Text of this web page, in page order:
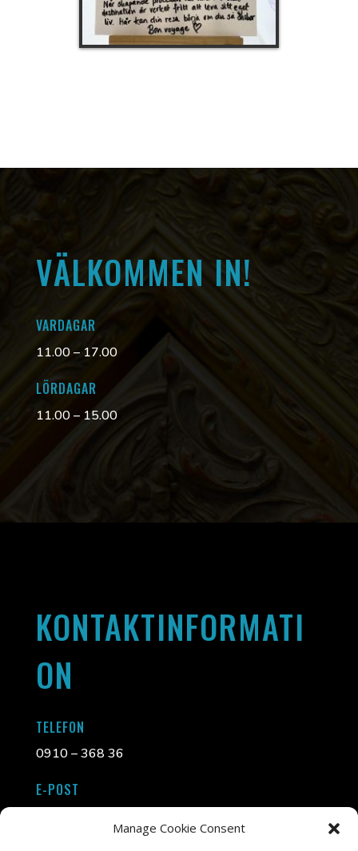
Manage Cookie Consent
VÄLKOMMEN IN!
VARDAGAR
11.00 – 17.00
LÖRDAGAR
11.00 – 15.00
KONTAKTINFORMATI
ON
TELEFON
0910 – 368 36
E-POST